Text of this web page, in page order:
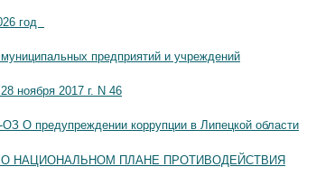
год
предприятий и учреждений
ноября 2017 г. N 46
ОЗ О предупреждении коррупции в Липецкой области
НАЦИОНАЛЬНОМ ПЛАНЕ ПРОТИВОДЕЙСТВИЯ